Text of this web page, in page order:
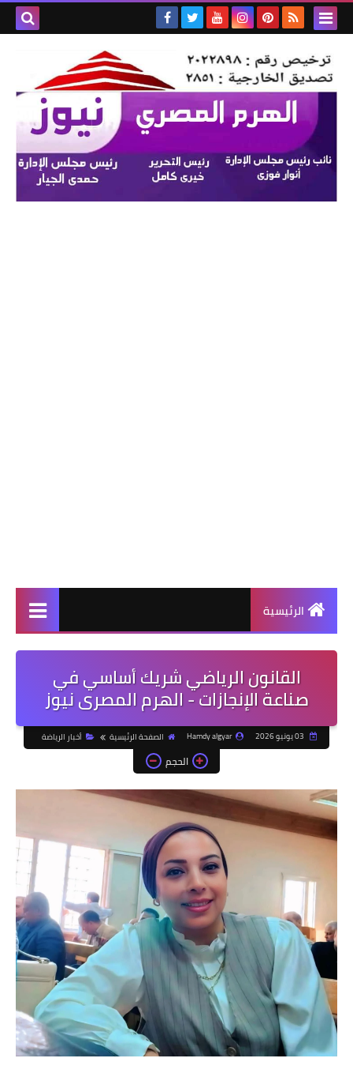
الرئيسية
القانون الرياضي شريك أساسي في
صناعة الإنجازات - الهرم المصرى نيوز
Hamdy algyar الصفحة الرئيسية أخبار الرياضة
الحجم